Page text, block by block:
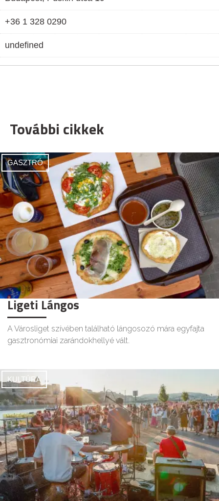
+36 1 328 0290
undefined
További cikkek
GASZTRÓ
Ligeti Lángos
A Városliget szívében található lángosozó mára egyfajta
gasztronómiai zarándokhellyé vált.
KULTÚRA